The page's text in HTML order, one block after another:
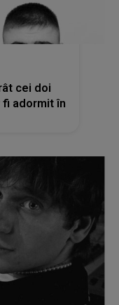
cei doi
fi adormit în